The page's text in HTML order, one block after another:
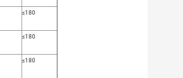
≤180
≤180
≤180